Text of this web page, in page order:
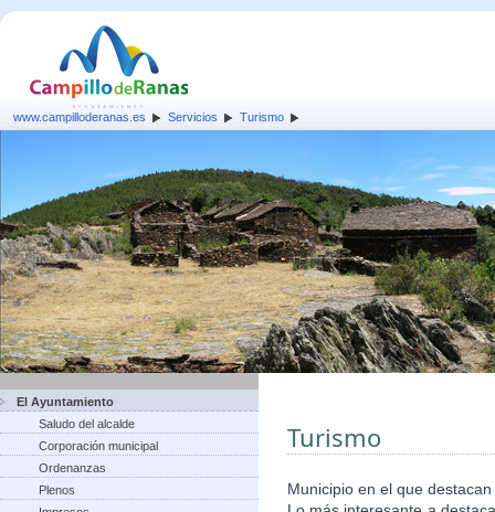
www.campilloderanas.es Servicios Turismo
El Ayuntamiento
Saludo del alcalde
Corporación municipal
Ordenanzas
Plenos
Turismo
Municipio en el que